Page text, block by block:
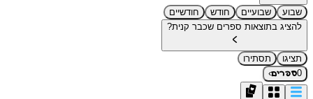
שבוע שבועיים חודש
חודשיים
להציג בתוצאות ספרים שכבר קנית?
תציגו
תסתירו
0ספרים›